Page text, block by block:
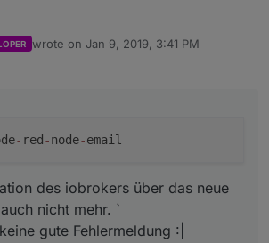
wrote on Jan 9, 2019, 3:41 PM
last edited by
- red -node-email
des iobrokers über das neue
nicht mehr. `
gute Fehlermeldung :|